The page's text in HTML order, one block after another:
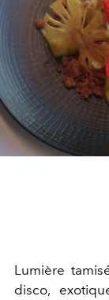
Lumière
disco,